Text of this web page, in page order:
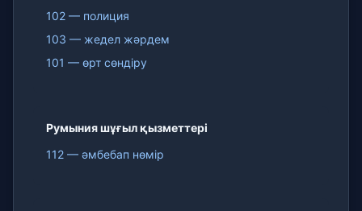
102 — полиция
103 — жедел жәрдем
101 — өрт сөндіру
Румыния шұғыл қызметтері
112 — әмбебап нөмір